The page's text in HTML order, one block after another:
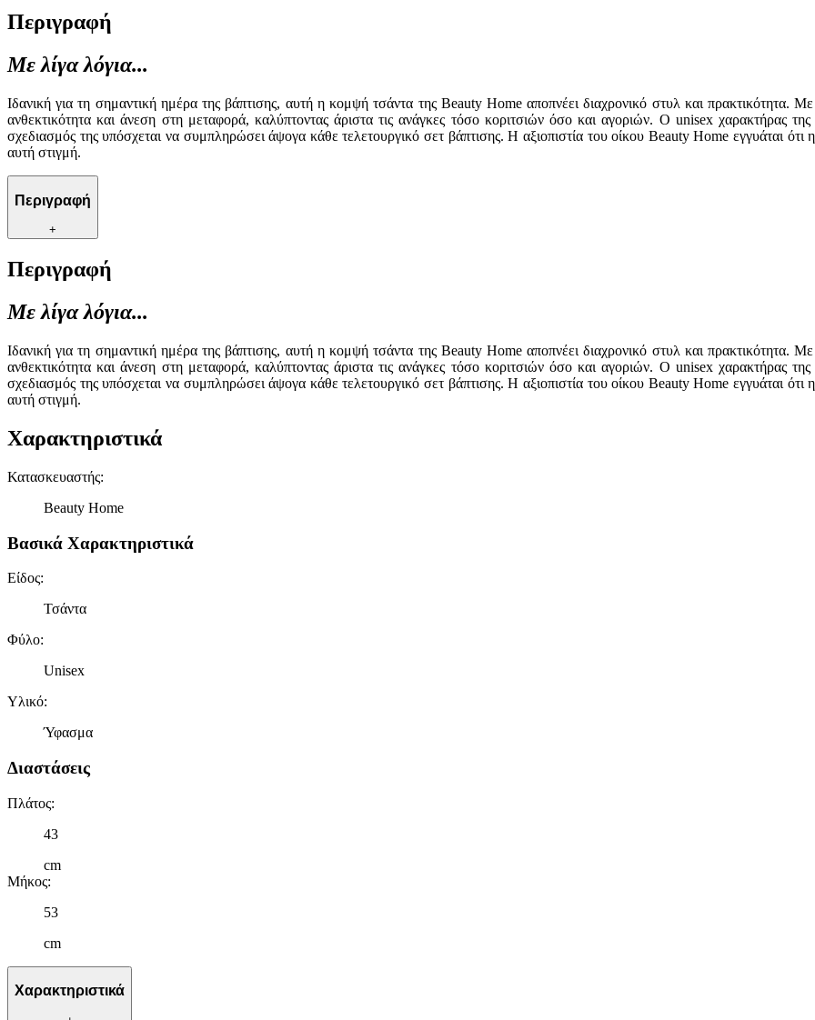
Περιγραφή
Με λίγα λόγια...
Ιδανική για τη σημαντική ημέρα της βάπτισης, αυτή η κομψή τσάντα της Beauty Home αποπνέει διαχρονικό στυλ και
ανθεκτικότητα και άνεση στη μεταφορά, καλύπτοντας άριστα τις ανάγκες τόσο κοριτσιών όσο και αγοριών. Ο unisex χαρακτήρας
σχεδιασμός της υπόσχεται να συμπληρώσει άψογα κάθε τελετουργικό σετ βάπτισης. Η αξιοπιστία του οίκου Beauty Home εγγυάται
αυτή στιγμή.
Περιγραφή
+
Περιγραφή
Με λίγα λόγια...
Ιδανική για τη σημαντική ημέρα της βάπτισης, αυτή η κομψή τσάντα της Beauty Home αποπνέει διαχρονικό στυλ και
ανθεκτικότητα και άνεση στη μεταφορά, καλύπτοντας άριστα τις ανάγκες τόσο κοριτσιών όσο και αγοριών. Ο unisex χαρακτήρας
σχεδιασμός της υπόσχεται να συμπληρώσει άψογα κάθε τελετουργικό σετ βάπτισης. Η αξιοπιστία του οίκου Beauty Home εγγυάται
αυτή στιγμή.
Χαρακτηριστικά
Κατασκευαστής:
Beauty Home
Βασικά Χαρακτηριστικά
Είδος:
Τσάντα
Φύλο:
Unisex
Υλικό:
Ύφασμα
Διαστάσεις
Πλάτος:
43
cm
Μήκος:
53
cm
Χαρακτηριστικά